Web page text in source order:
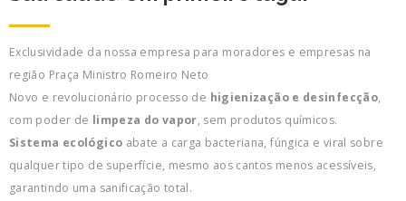
Exclusividade da nossa empresa para moradores e empresas na
região Praça Ministro Romeiro Neto
Novo e revolucionário processo de higienização e desinfecção,
com poder de limpeza do vapor, sem produtos químicos.
Sistema ecológico abate a carga bacteriana, fúngica e viral sobre
qualquer tipo de superfície, mesmo aos cantos menos acessíveis,
garantindo uma sanificação total.